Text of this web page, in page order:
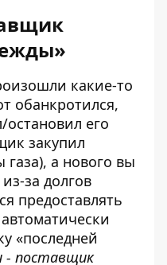
какие-то
обанкротился,
остановил его
закупил
а нового вы
за долгов
предоставлять
«последней
- поставщик